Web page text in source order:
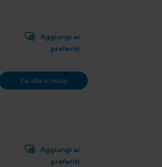
Aggiungi ai
preferiti
Vai alla scheda
Aggiungi ai
preferiti